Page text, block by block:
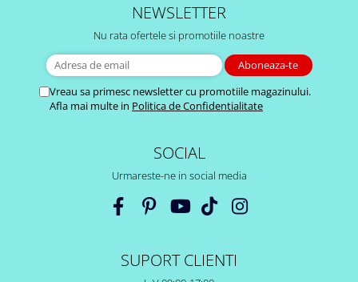
NEWSLETTER
Nu rata ofertele si promotiile noastre
Vreau sa primesc newsletter cu promotiile magazinului.
Afla mai multe in Politica de Confidentialitate
SOCIAL
Urmareste-ne in social media
SUPORT CLIENTI